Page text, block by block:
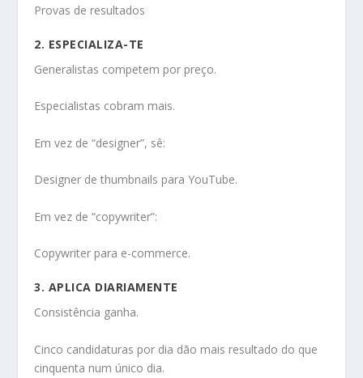
Provas de resultados
2. ESPECIALIZA-TE
Generalistas competem por preço.
Especialistas cobram mais.
Em vez de “designer”, sê:
Designer de thumbnails para YouTube.
Em vez de “copywriter”:
Copywriter para e-commerce.
3. APLICA DIARIAMENTE
Consistência ganha.
Cinco candidaturas por dia dão mais resultado do que
cinquenta num único dia.